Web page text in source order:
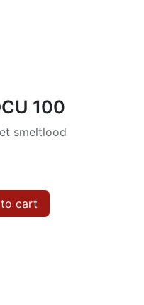
100
smeltlood
cart